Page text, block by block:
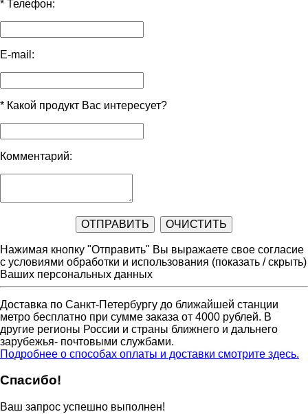
* Телефон:
E-mail:
* Какой продукт Вас интересует?
Комментарий:
Нажимая кнопку "Отправить" Вы выражаете свое согласие
с условиями обработки и использования (показать / скрыть)
Ваших персональных данных
Доставка по Санкт-Петербургу до ближайшей станции
метро бесплатно при сумме заказа от 4000 рублей. В
другие регионы России и страны ближнего и дальнего
зарубежья- почтовыми службами.
Подробнее о способах оплаты и доставки смотрите здесь.
Спасибо!
Ваш запрос успешно выполнен!